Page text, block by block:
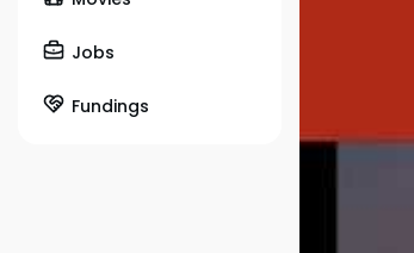
Jobs
Fundings